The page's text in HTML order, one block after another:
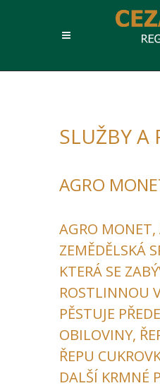
SLUŽBY A
AGRO
AGRO MONET,
ZEMĚDĚLSKÁ
KTERÁ SE
ROSTLINNOU
PĚSTUJE
OBILOVINY,
ŘEPU
DALŠÍ KRMNÉ